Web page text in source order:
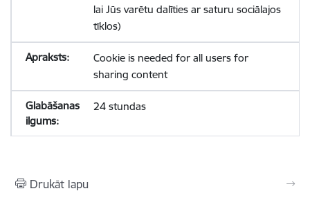
lai Jūs varētu dalīties ar saturu sociālajos
tīklos)
Cookie is needed for all users for
sharing content
24 stundas
Drukāt lapu